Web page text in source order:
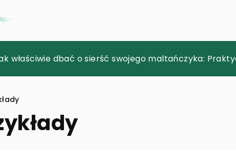
prawdziwe modele z klockami COBI
właściwie dbać o sierść swojego maltańczyka:
jednego klucza – jak działa i jakie ma zalety?